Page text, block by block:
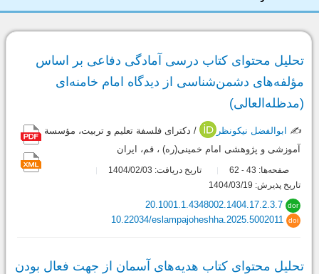
تحلیل محتوای کتاب درسی آمادگی دفاعی بر اساس
مؤلفه‌های دشمن‌شناسی از دیدگاه امام خامنه‌ای
(مدظله‌العالی)
✍️ ابوالفضل نیکونظر
/ دکترای فلسفة تعلیم و تربیت، مؤسسة
آموزشی و پژوهشی امام خمینی(ره) ، قم، ایران
صفحه‌ها: 43
-
تاریخ دریافت: 1404/02/03
تاریخ پذیرش: 1404/03/19
dor
20.1001.1.4348002.1404.17.2.3.7
doi
10.22034/eslampajoheshha.2025.5002011
تحلیل محتوای کتاب هدیه‌های آسمان از جهت فعال بودن